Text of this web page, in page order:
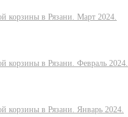
корзины в Рязани. Март 2024.
корзины в Рязани. Февраль 2024.
корзины в Рязани. Январь 2024.